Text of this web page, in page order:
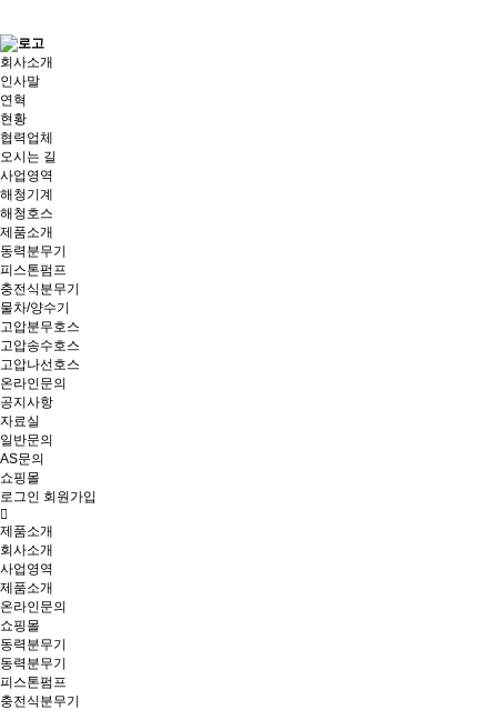
회사소개
인사말
연혁
현황
협력업체
오시는 길
사업영역
해청기계
해청호스
제품소개
동력분무기
피스톤펌프
충전식분무기
물차/양수기
고압분무호스
고압송수호스
고압나선호스
온라인문의
공지사항
자료실
일반문의
AS문의
쇼핑몰
로그인 회원가입
제품소개
회사소개
사업영역
제품소개
온라인문의
쇼핑몰
동력분무기
동력분무기
피스톤펌프
충전식분무기